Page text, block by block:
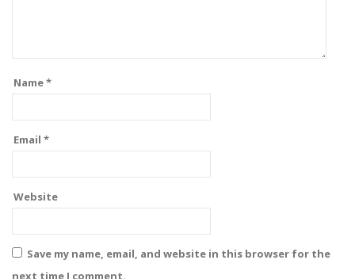
Name*
Email *
Website
Save my name, email, and website in this browser for the
next time I comment.